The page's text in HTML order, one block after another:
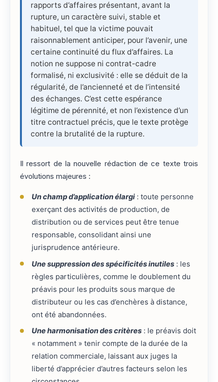
rapports d’affaires présentant, avant la
rupture, un caractère suivi, stable et
habituel, tel que la victime pouvait
raisonnablement anticiper, pour l’avenir, une
certaine continuité du flux d’affaires. La
notion ne suppose ni contrat-cadre
formalisé, ni exclusivité : elle se déduit de la
régularité, de l’ancienneté et de l’intensité
des échanges. C’est cette espérance
légitime de pérennité, et non l’existence d’un
titre contractuel précis, que le texte protège
contre la brutalité de la rupture.
Il ressort de la nouvelle rédaction de ce texte trois
évolutions majeures :
Un champ d’application élargi: toute personne
exerçant des activités de production, de
distribution ou de services peut être tenue
responsable, consolidant ainsi une
jurisprudence antérieure.
Une suppression des spécificités inutiles: les
règles particulières, comme le doublement du
préavis pour les produits sous marque de
distributeur ou les cas d’enchères à distance,
ont été abandonnées.
Une harmonisation des critères: le préavis doit
« notamment » tenir compte de la durée de la
relation commerciale, laissant aux juges la
liberté d’apprécier d’autres facteurs selon les